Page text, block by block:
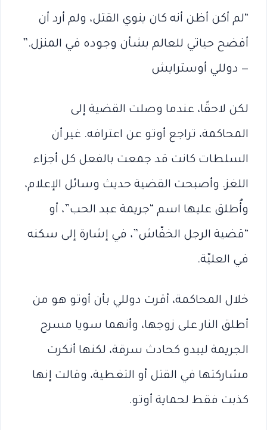
“لم أكن أظن أنه كان ينوي القتل، ولم أرد أن
أفضح حياتي للعالم بشأن وجوده في المنزل.”
— دوللي أوسترايش
لكن لاحقًا، عندما وصلت القضية إلى
المحاكمة، تراجع أوتو عن اعترافه. غير أن
السلطات كانت قد جمعت بالفعل كل أجزاء
اللغز. وأصبحت القضية حديث وسائل الإعلام،
وأُطلق عليها اسم “جريمة عبد الحب”، أو
“قضية الرجل الخفّاش”، في إشارة إلى سكنه
في العليّة.
خلال المحاكمة، أقرت دوللي بأن أوتو هو من
أطلق النار على زوجها، وأنهما سويا مسرح
الجريمة ليبدو كحادث سرقة، لكنها أنكرت
مشاركتها في القتل أو التغطية، وقالت إنها
كذبت فقط لحماية أوتو.